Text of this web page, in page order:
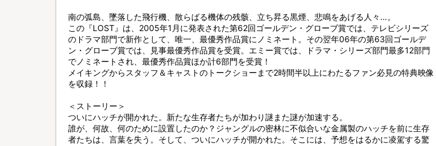
南の弧島、墜落した飛行機、散らばる機体の残骸、立ち昇る黒煙、悲鳴をあげる人々…。
この『LOST』は、2005年1月に発表された第62回ゴールデン・グローブ賞では、テレビシリーズ
のドラマ部門で新作として、唯一、最優秀作品賞にノミネート。その翌年06年の第63回ゴールデ
ン・グローブ賞では、見事最優秀作品賞を受賞。エミー賞では、ドラマ・シリーズ部門最多12部門
でノミネートされ、最優秀作品賞ほか計6部門を受賞！
メイキングからスタッフ＆キャストのトークショーまで2時間半以上にわたるファン必見の特典映像
を収録！！
＜ストーリー＞
ついにハッチが開かれた。新たな生存者たちが加わり謎また謎が加速する。
誰が、何故、何のために設置したのか？ジャングルの密林に不似合いな金属製のハッチを前に生存
者たちは、言葉を失う。そして、ついにハッチが開かれた。そこには、予想をはるかに凌駕する驚